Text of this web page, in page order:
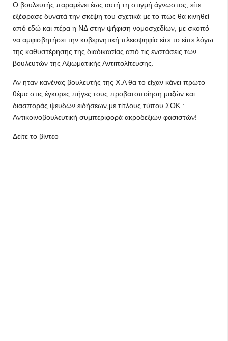
Ο βουλευτής παραμένει έως αυτή τη στιγμή άγνωστος, είτε
εξέφρασε δυνατά την σκέψη του σχετικά με το πώς θα κινηθεί
από εδώ και πέρα η ΝΔ στην ψήφιση νομοσχεδίων, με σκοπό
να αμφισβητήσει την κυβερνητική πλειοψηφία είτε το είπε λόγω
της καθυστέρησης της διαδικασίας από τις ενστάσεις των
βουλευτών της Αξιωματικής Αντιπολίτευσης.
Αν ηταν κανένας βουλευτής της Χ.Α θα το είχαν κάνει πρώτο
θέμα στις έγκυρες πήγες τους προβατοποίηση μαζών και
διασποράς ψευδών ειδήσεων,με τίτλους τύπου ΣΟΚ :
Αντικοινοβουλευτική συμπεριφορά ακροδεξιών φασιστών!
Δείτε το βίντεο